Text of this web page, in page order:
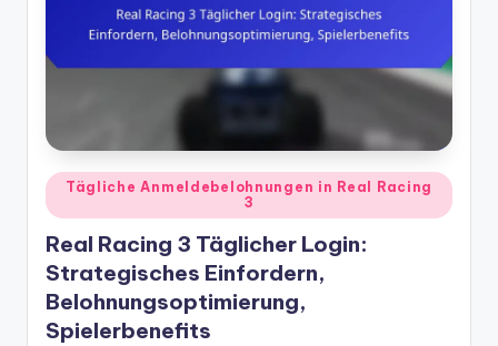
Posted
in
Tägliche Anmeldebelohnungen in Real Racing
3
Real Racing 3 Täglicher Login:
Strategisches Einfordern,
Belohnungsoptimierung,
Spielerbenefits